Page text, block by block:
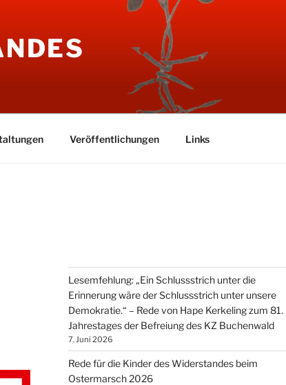
Veröffentlichungen Links
Lesemfehlung: „Ein Schlussstrich unter die
Erinnerung wäre der Schlussstrich unter unsere
Demokratie.“ – Rede von Hape Kerkeling zum 81.
Jahrestages der Befreiung des KZ Buchenwald
7. Juni 2026
Rede für die Kinder des Widerstandes beim
Ostermarsch 2026